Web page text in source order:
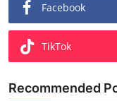
Facebook
TikTok
Recommended